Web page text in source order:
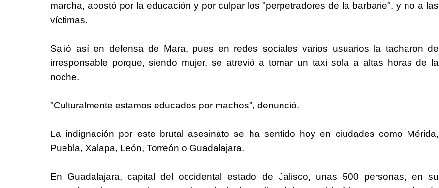
marcha, apostó por la educación y por culpar los "perpetradores de la barbarie", y no a las
víctimas.
Salió así en defensa de Mara, pues en redes sociales varios usuarios la tacharon de
irresponsable porque, siendo mujer, se atrevió a tomar un taxi sola a altas horas de la
noche.
"Culturalmente estamos educados por machos", denunció.
La indignación por este brutal asesinato se ha sentido hoy en ciudades como Mérida,
Puebla, Xalapa, León, Torreón o Guadalajara.
En Guadalajara, capital del occidental estado de Jalisco, unas 500 personas, en su